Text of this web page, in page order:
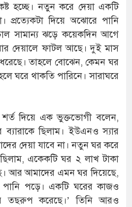
হচ্ছে। নতুন করে দেয়া একটি
প্রত্যেকটা দিয়ে অঝোরে পানি
সামান্য ঝড়ে কয়েকদিন আগে
দেয়ালে ফাটল আছে। দুই মাস
তাহলে বোঝেন, কেমন ঘর
ঘরে থাকতি পারিনে। সারাঘরে
শর্ত দিয়ে এক ভুক্তভোগী বলেন,
ছিলাম। ইউএনও স্যার
দেয়া যাবে না। নতুন ঘর করে
একেকটি ঘর ২ লাখ টাকা
আর আমাদের এমন ঘর দিয়েছে,
পানি পড়ে। একটি ঘরের কাজও
তছরুপ করেছে।’ তিনি আরও